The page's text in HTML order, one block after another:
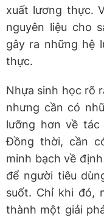
xuất lương thực.
nguyên liệu cho
gây ra những hệ
thực.
Nhựa sinh học rõ
nhưng cần có
lưỡng hơn về
Đồng thời, cần
minh bạch về
để người tiêu
suốt. Chỉ khi đó,
thành một giải